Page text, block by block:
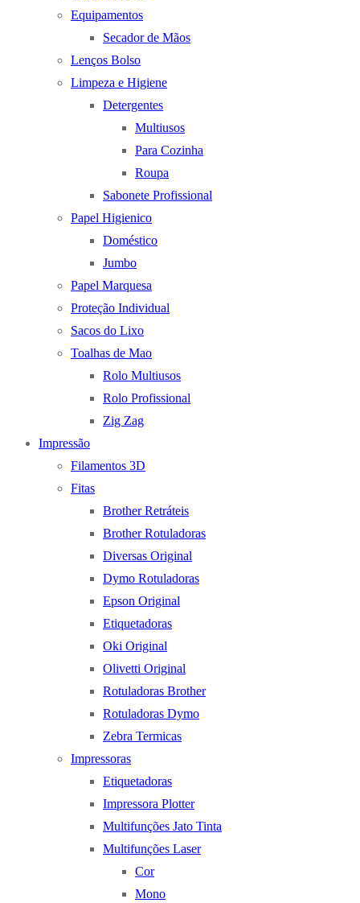
Equipamentos
Secador de Mãos
Lenços Bolso
Limpeza e Higiene
Detergentes
Multiusos
Para Cozinha
Roupa
Sabonete Profissional
Papel Higienico
Doméstico
Jumbo
Papel Marquesa
Proteção Individual
Sacos do Lixo
Toalhas de Mao
Rolo Multiusos
Rolo Profissional
Zig Zag
Impressão
Filamentos 3D
Fitas
Brother Retráteis
Brother Rotuladoras
Diversas Original
Dymo Rotuladoras
Epson Original
Etiquetadoras
Oki Original
Olivetti Original
Rotuladoras Brother
Rotuladoras Dymo
Zebra Termicas
Impressoras
Etiquetadoras
Impressora Plotter
Multifunções Jato Tinta
Multifunções Laser
Cor
Mono